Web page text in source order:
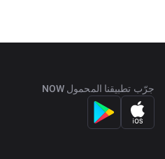
جرّب تطبيقنا المحمول NOW